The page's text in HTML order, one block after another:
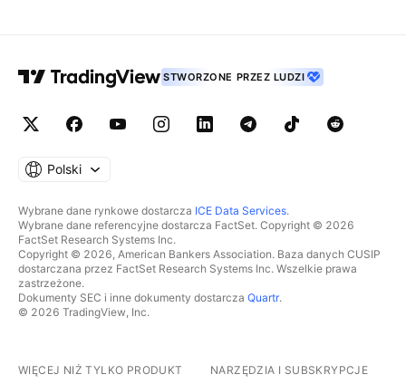
STWORZONE PRZEZ LUDZI
Polski
Wybrane dane rynkowe dostarcza ICE Data Services.
Wybrane dane referencyjne dostarcza FactSet. Copyright © 2026
FactSet Research Systems Inc.
Copyright © 2026, American Bankers Association. Baza danych CUSIP
dostarczana przez FactSet Research Systems Inc. Wszelkie prawa
zastrzeżone.
Dokumenty SEC i inne dokumenty dostarcza Quartr.
© 2026 TradingView, Inc.
WIĘCEJ NIŻ TYLKO PRODUKT NARZĘDZIA I SUBSKRYPCJE